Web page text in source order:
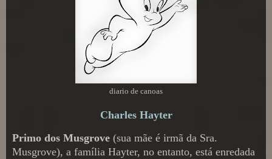
diario de canoas
Charles Hayter
Primo dos Musgrove (sua mãe é irmã da Sra.
Musgrove), a família Hayter, no entanto, está enredada